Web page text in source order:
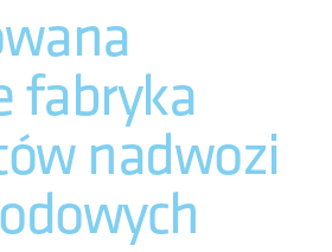
fabryka
nadwozi